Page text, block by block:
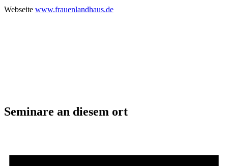
Webseite www.frauenlandhaus.de
Seminare an diesem ort